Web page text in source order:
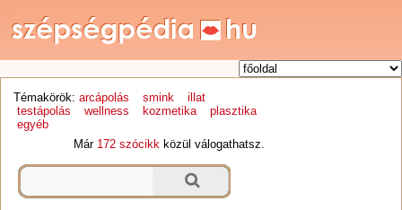
Témakörök: arcápolás smink
illat
testápolás
wellness kozmetika
plasztika
egyéb
Már 172 szócikk közül válogathatsz.